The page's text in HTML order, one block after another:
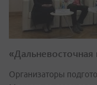
«Дальневосточная
Организаторы